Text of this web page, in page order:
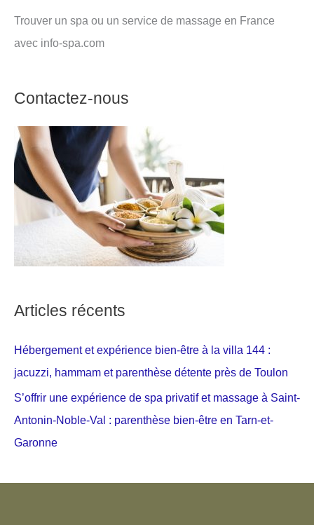
Trouver un spa ou un service de massage en France
avec info-spa.com
Contactez-nous
Articles récents
Hébergement et expérience bien-être à la villa 144 :
jacuzzi, hammam et parenthèse détente près de Toulon
S’offrir une expérience de spa privatif et massage à Saint-
Antonin-Noble-Val : parenthèse bien-être en Tarn-et-
Garonne